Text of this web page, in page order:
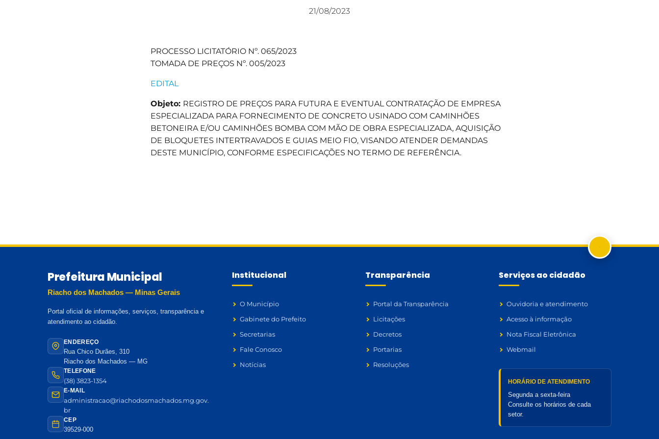
21/08/2023
PROCESSO LICITATÓRIO Nº. 065/2023
TOMADA DE PREÇOS Nº. 005/2023
EDITAL
Objeto: REGISTRO DE PREÇOS PARA FUTURA E EVENTUAL CONTRATAÇÃO DE EMPRESA
ESPECIALIZADA PARA FORNECIMENTO DE CONCRETO USINADO COM CAMINHÕES
BETONEIRA E/OU CAMINHÕES BOMBA COM MÃO DE OBRA ESPECIALIZADA, AQUISIÇÃO
DE BLOQUETES INTERTRAVADOS E GUIAS MEIO FIO, VISANDO ATENDER DEMANDAS
DESTE MUNICÍPIO, CONFORME ESPECIFICAÇÕES NO TERMO DE REFERÊNCIA.
Prefeitura Municipal
Riacho dos Machados — Minas Gerais
Portal oficial de informações, serviços, transparência e
atendimento ao cidadão.
ENDEREÇO
Rua Chico Durães, 310
Riacho dos Machados — MG
TELEFONE
(38) 3823-1354
E-MAIL
administracao@riachodosmachados.mg.gov.
br
CEP
39529-000
Institucional
O Município
Gabinete do Prefeito
Secretarias
Fale Conosco
Notícias
Transparência
Portal da Transparência
Licitações
Decretos
Portarias
Resoluções
Serviços ao cidadão
Ouvidoria e atendimento
Acesso à informação
Nota Fiscal Eletrônica
Webmail
HORÁRIO DE ATENDIMENTO
Segunda a sexta-feira
Consulte os horários de cada
setor.